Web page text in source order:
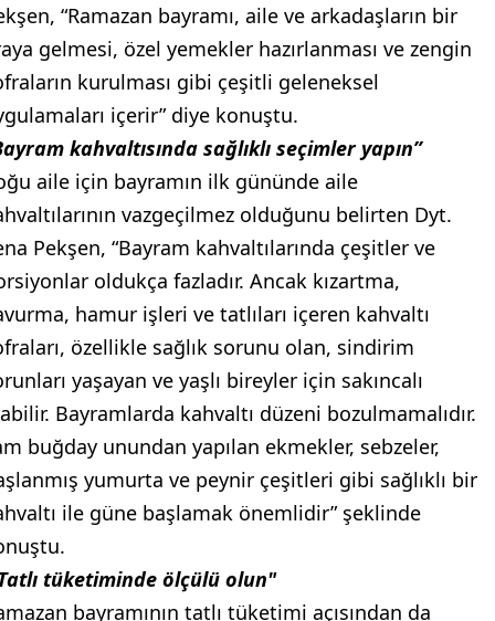
“Ramazan bayramı, aile ve arkadaşların bir
gelmesi, özel yemekler hazırlanması ve zengin
kurulması gibi çeşitli geleneksel
içerir” diye konuştu.
kahvaltısında sağlıklı seçimler yapın”
aile için bayramın ilk gününde aile
vazgeçilmez olduğunu belirten Dyt.
Pekşen, “Bayram kahvaltılarında çeşitler ve
oldukça fazladır. Ancak kızartma,
hamur işleri ve tatlıları içeren kahvaltı
özellikle sağlık sorunu olan, sindirim
yaşayan ve yaşlı bireyler için sakıncalı
Bayramlarda kahvaltı düzeni bozulmamalıdır.
buğday unundan yapılan ekmekler, sebzeler,
yumurta ve peynir çeşitleri gibi sağlıklı bir
ile güne başlamak önemlidir” şeklinde
tüketiminde ölçülü olun"
bayramının tatlı tüketimi açısından da